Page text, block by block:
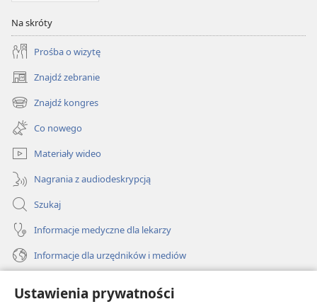
Ustawienia prywatności
Na skróty
Prośba o wizytę
Znajdź zebranie
(opens
new
window)
Znajdź kongres
(opens
new
window)
Co nowego
Materiały wideo
Nagrania z audiodeskrypcją
Szukaj
Informacje medyczne dla lekarzy
Informacje dla urzędników i mediów